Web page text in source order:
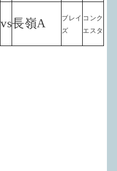
vs長嶺A
ブレイ
ズ
コンク
エスタ